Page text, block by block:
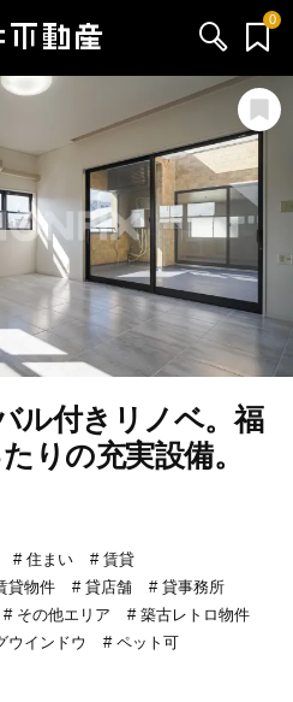
0
お問い合わせ
ー
ル付きリノベ。福
りの充実設備。
住まい
賃貸
貸物件 貸店舗
貸事務所
その他エリア
築古レトロ物件
ウインドウ
ペット可